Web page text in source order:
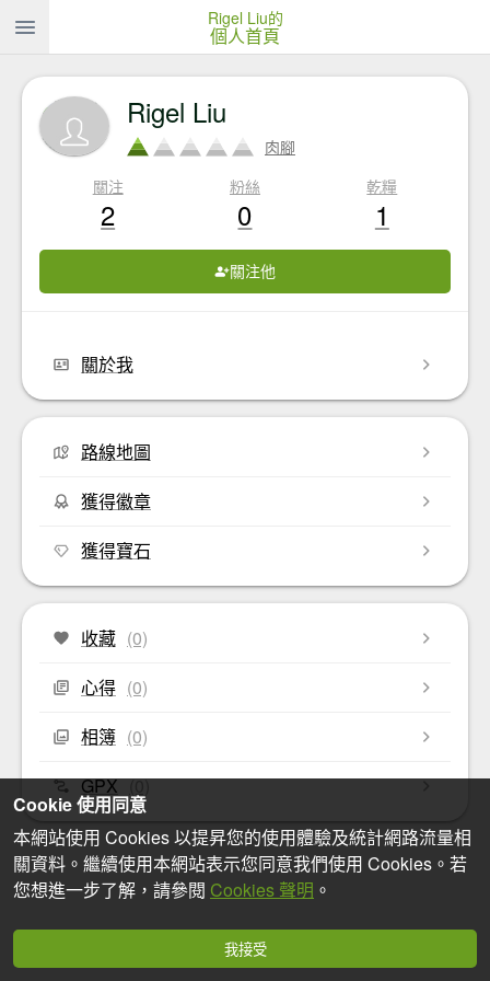
Rigel Liu的
個人首頁
Rigel Liu
肉腳
關注
2
粉絲
0
乾糧
1
關注他
關於我
路線地圖
獲得徽章
獲得寶石
收藏 (0)
心得 (0)
相簿 (0)
GPX (0)
Cookie 使用同意
本網站使用 Cookies 以提昇您的使用體驗及統計網路流量相
關資料。繼續使用本網站表示您同意我們使用 Cookies。若
您想進一步了解，請參閱 Cookies 聲明 。
我接受